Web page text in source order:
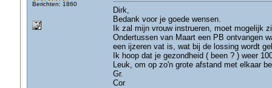
Berichten: 1860
Dirk,
Bedank voor je goede wensen.
Ik zal mijn vrouw instrueren, moet mogelijk
Ondertussen van Maart een PB ontvangen
een ijzeren vat is, wat bij de lossing wordt
Ik hoop dat je gezondheid ( been ? ) weer
Leuk, om op zo'n grote afstand met elkaar
Gr.
Cor